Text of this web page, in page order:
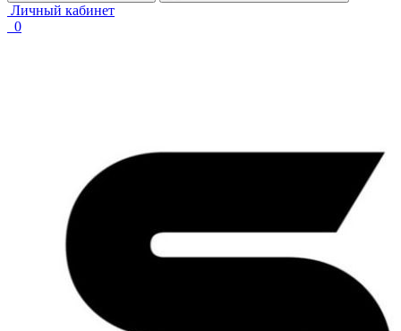
Личный кабинет
0